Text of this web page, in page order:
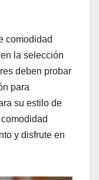
comodidad
la selección
deben probar
para
su estilo de
y disfrute en